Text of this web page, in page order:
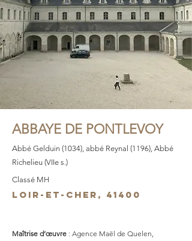
ABBAYE DE PONTLEVOY
Abbé Gelduin (1034), abbé Reynal (1196), Abbé
Richelieu (VIIe s.)
Classé MH
LOIR-ET-CHER, 41400
Maîtrise d’œuvre : Agence Maël de Quelen,